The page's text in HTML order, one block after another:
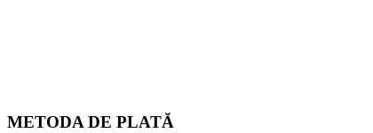
METODA DE PLATĂ